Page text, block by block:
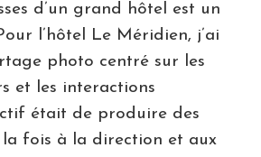
d’un grand hôtel est un
l’hôtel Le Méridien, j’ai
photo centré sur les
et les interactions
était de produire des
la fois à la direction et aux